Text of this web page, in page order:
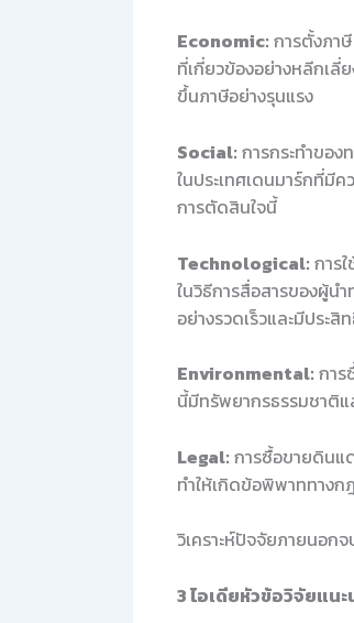
Economic: การตั้งภา
ที่เกี่ยวข้องอย่างหลีกเลี่
ขึ้นภาษีอย่างรุนแรง
Social: การกระทำของ
ในประเทศเดนมาร์กที่มี
การตัดสินใจนี้
Technological: การ
ในวิธีการสื่อสารของผู้น
อย่างรวดเร็วและมีประสิ
Environmental: การ
นี้มีทรัพยากรธรรมชาติ
Legal: การซื้อขายดินแ
ทำให้เกิดข้อพิพาททางก
วิเคราะห์ปัจจัยภายนอก
3 ไอเดียหัวข้อวิจัยแนะ